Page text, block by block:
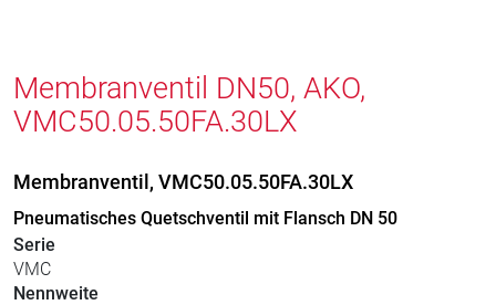
Membranventil DN50, AKO,
VMC50.05.50FA.30LX
Membranventil, VMC50.05.50FA.30LX
Pneumatisches Quetschventil mit Flansch DN 50
Serie
VMC
Nennweite